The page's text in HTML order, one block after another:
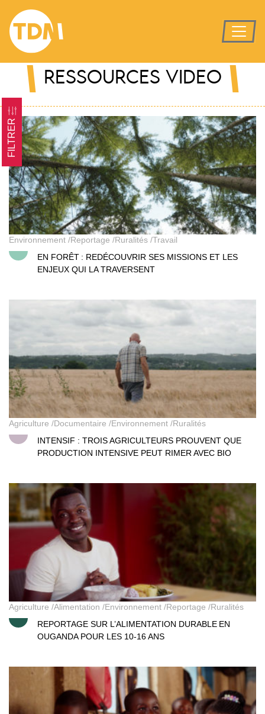
RESSOURCES VIDEO
FILTRER
En forêt : redécouvrir ses missions et les enjeux qui la
Environnement Reportage Ruralités Travail
EN FORÊT : REDÉCOUVRIR SES MISSIONS ET LES
ENJEUX QUI LA TRAVERSENT
Intensif : ces agriculteurs alliés de la terre
Agriculture Documentaire Environnement Ruralités
INTENSIF : TROIS AGRICULTEURS PROUVENT QUE
PRODUCTION INTENSIVE PEUT RIMER AVEC BIO
Kirungi - L’alimentation durable en Ouganda
Agriculture Alimentation Environnement Reportage Ruralités
REPORTAGE SUR L’ALIMENTATION DURABLE EN
OUGANDA POUR LES 10-16 ANS
Kirungi – Sarah en Ouganda